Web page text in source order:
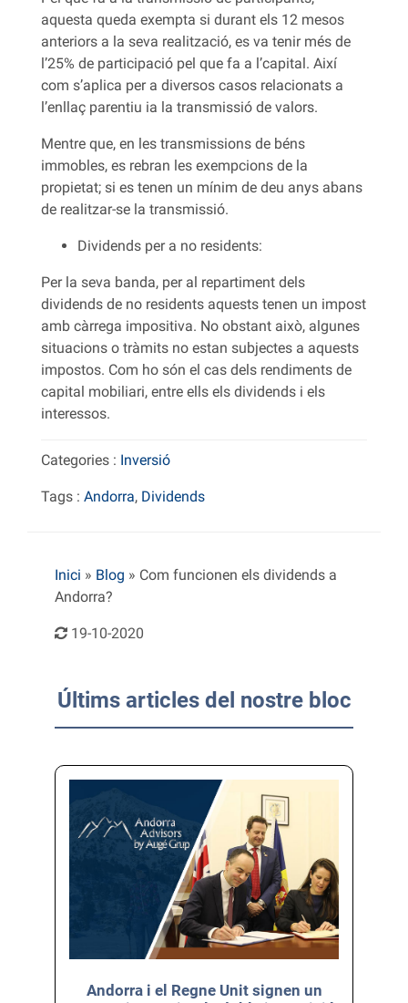
aquesta queda exempta si durant els 12 mesos
anteriors a la seva realització, es va tenir més de
l’25% de participació pel que fa a l’capital. Així
com s’aplica per a diversos casos relacionats a
l’enllaç parentiu ia la transmissió de valors.
Mentre que, en les transmissions de béns
immobles, es rebran les exempcions de la
propietat; si es tenen un mínim de deu anys abans
de realitzar-se la transmissió.
Dividends per a no residents:
Per la seva banda, per al repartiment dels
dividends de no residents aquests tenen un impost
amb càrrega impositiva. No obstant això, algunes
situacions o tràmits no estan subjectes a aquests
impostos. Com ho són el cas dels rendiments de
capital mobiliari, entre ells els dividends i els
interessos.
Categories : Inversió
Tags : Andorra, Dividends
Inici » Blog » Com funcionen els dividends a
Andorra?
19-10-2020
Últims articles del nostre bloc
Andorra i el Regne Unit signen un